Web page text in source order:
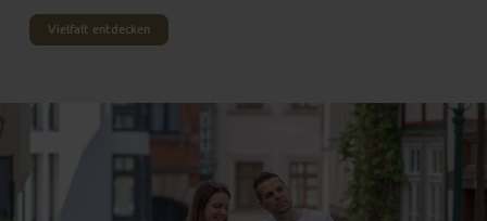
Vielfalt entdecken